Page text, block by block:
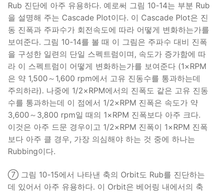
Rub 진단에 아주 유용하다. 예로써 그림 10-14는 부분 Rub
을 설명해 주는 Cascade Plot이다. 이 Cascade Plot은 진
동 진폭과 주파수가 회전속도에 따라 어떻게 변화하는가를
보여준다. 그림 10-14를 볼 때 이 그림은 주파수 대비 진폭
을 구성한 일련의 단일 스펙트럼이며, 속도가 증가함에 따
라 이 스펙트럼이 어떻게 변화하는가를 보여준다 (1×RPM
은 약 1,500～1,600 rpm에서 고유 진동수를 통과하는데
주의하라). 나중에 1/2×RPM에서의 진폭도 같은 고유 진동
수를 통과하는데 이 점에서 1/2×RPM 진폭은 속도가 약
3,600～3,800 rpm일 때의 1×RPM 진폭보다 아주 크다.
이것은 아주 드문 경우이고 1/2×RPM 진폭이 1×RPM 진폭
보다 아주 클 경우, 가장 의심해야 하는 것 중에 하나는
Rubbing이다.
⑦ 그림 10-15에서 나타낸 축의 Orbit도 Rub를 진단하는
데 있어서 아주 유용하다. 이 Orbit은 베어링 내에서의 축